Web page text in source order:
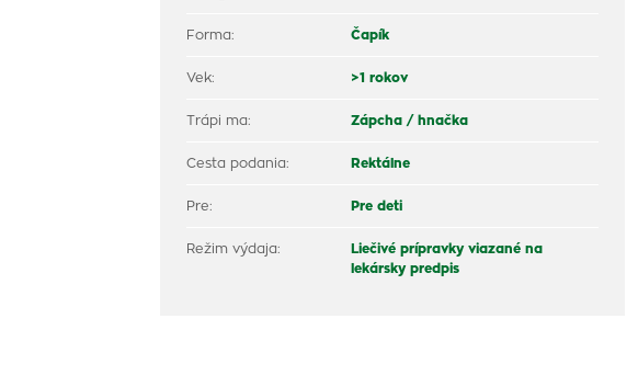
Forma: Čapík
Vek: >1 rokov
Trápi ma: Zápcha / hnačka
Cesta podania: Rektálne
Pre: Pre deti
Režim výdaja:
Liečivé prípravky viazané na
lekársky predpis